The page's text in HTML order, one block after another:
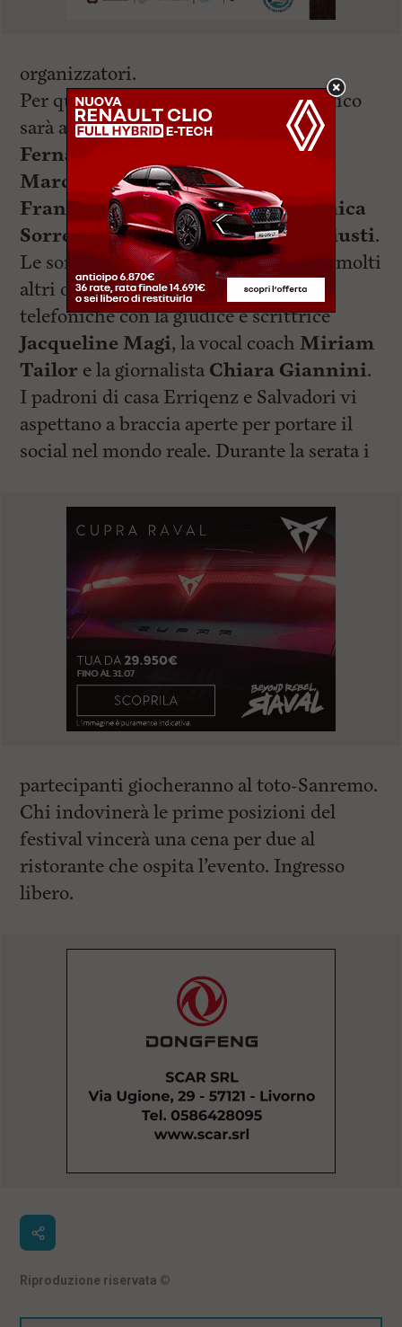
organizzatori.
Per questo motivo al Gulliver il pubblico
sarà atteso assieme alla show girl
Fernanda Paziente
, al cabarettista
Marco Traversari, al cantante
Francesco Fenzialla modellaVeronica
Sorrentinoe lo scrittoreSimone Giusti.
Le sorprese non finiscono qui, oltre a molti
altri ospiti, ci saranno le dirette
telefoniche con la giudice e scrittrice
Jacqueline Magi, la vocal coachMiriam
Tailor e la giornalista Chiara Giannini.
I padroni di casa Erriqenz e Salvadori vi
aspettano a braccia aperte per portare il
social nel mondo reale. Durante la serata i
partecipanti giocheranno al toto-Sanremo.
Chi indovinerà le prime posizioni del
festival vincerà una cena per due al
ristorante che ospita l’evento. Ingresso
libero.
Riproduzione riservata ©